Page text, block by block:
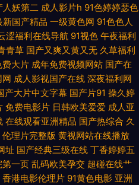
夜福利 老司机福利影院 日韩免费乱轮
免费成人 三级毛片在线 91在线老司机
A∨在线观看 亚洲76页 91在线资源视
三级网站国产 a片网站免费 后入黑丝
婷婷com 狠狠鲁无码色导航 欧美
花 国产五码 欧美色图综合 香蕉视频
人妖第二 成人影片h 91色婷婷瑟色
新国产精品 一级黄色网 91色色人
涩福利在线导航 91视色 午夜福利
青草 国产又爽又黄又无 久草福利
费大片 成年免费视频网站 国产在
网 成人影视国产在线 深夜福利网
产大片中文字幕 国产片91 操久婷
免费电影片 日韩欧美爱爱 成人亚
在线观看亚洲精品 国产热综合 久
伦理片完整版 黄视网站在线播放
址 国产经典三级在线 丁香婷婷五
第一页 乱码欧美孕交 超碰在线艹
香港电影伦理片 91黄色电影 亚洲